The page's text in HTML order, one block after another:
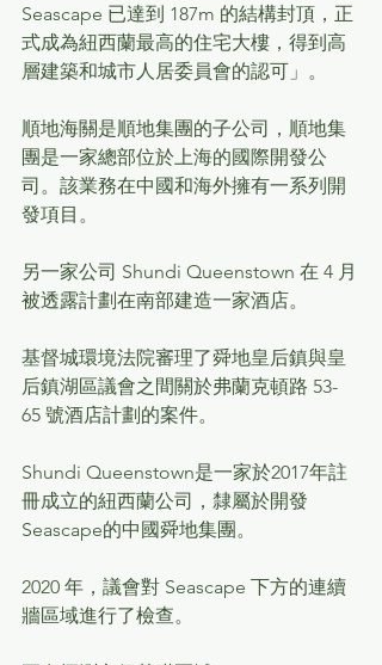
Seascape 已達到 187m 的結構封頂，正
式成為紐西蘭最高的住宅大樓，得到高
層建築和城市人居委員會的認可」。
順地海關是順地集團的子公司，順地集
團是一家總部位於上海的國際開發公
司。該業務在中國和海外擁有一系列開
發項目。
另一家公司 Shundi Queenstown 在 4 月
被透露計劃在南部建造一家酒店。
基督城環境法院審理了舜地皇后鎮與皇
后鎮湖區議會之間關於弗蘭克頓路 53-
65 號酒店計劃的案件。
Shundi Queenstown是一家於2017年註
冊成立的紐西蘭公司，隸屬於開發
Seascape的中國舜地集團。
2020 年，議會對 Seascape 下方的連續
牆區域進行了檢查。